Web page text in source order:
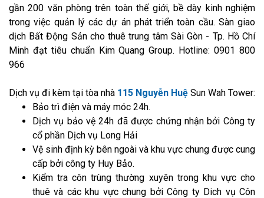
gần 200 văn phòng trên toàn thế giới, bề dày kinh nghiệm
trong việc quản lý các dự án phát triển toàn cầu. Sàn giao
dịch Bất Động Sản cho thuê trung tâm Sài Gòn - Tp. Hồ Chí
Minh đạt tiêu chuẩn Kim Quang Group. Hotline: 0901 800
966
Dịch vụ đi kèm tại tòa nhà 115 Nguyễn Huệ Sun Wah Tower:
Bảo trì điện và máy móc 24h.
Dịch vụ bảo vệ 24h đã được chứng nhận bởi Công ty
cổ phần Dịch vụ Long Hải
Vệ sinh định kỳ bên ngoài và khu vực chung được cung
cấp bởi công ty Huy Bảo.
Kiểm tra côn trùng thường xuyên trong khu vực cho
thuê và các khu vực chung bởi Công ty Dich vụ Côn